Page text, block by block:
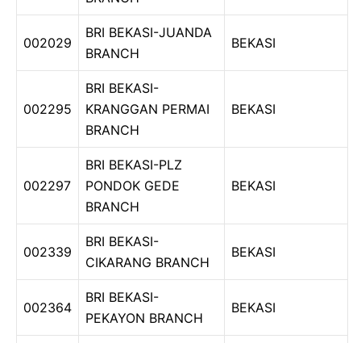
002029
BRI BEKASI-JUANDA
BRANCH
BEKASI
002295
BRI BEKASI-
KRANGGAN PERMAI
BRANCH
BEKASI
002297
BRI BEKASI-PLZ
PONDOK GEDE
BRANCH
BEKASI
002339
BRI BEKASI-
CIKARANG BRANCH
BEKASI
002364
BRI BEKASI-
PEKAYON BRANCH
BEKASI